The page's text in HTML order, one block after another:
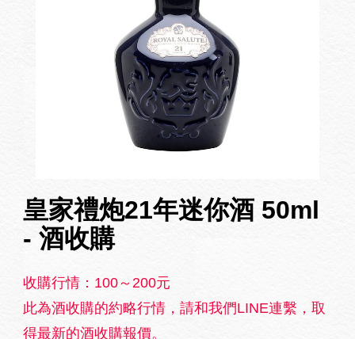
皇家禮炮21年迷你酒 50ml
- 酒收購
收購行情：100～200元
此為酒收購的約略行情，請和我們LINE連繫，取
得最新的酒收購報價。